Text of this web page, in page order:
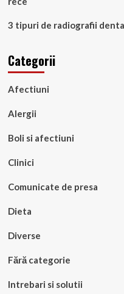
3 tipuri de radiografii
Categorii
Afectiuni
Alergii
Boli si afectiuni
Clinici
Comunicate de presa
Dieta
Diverse
Fără categorie
Intrebari si solutii